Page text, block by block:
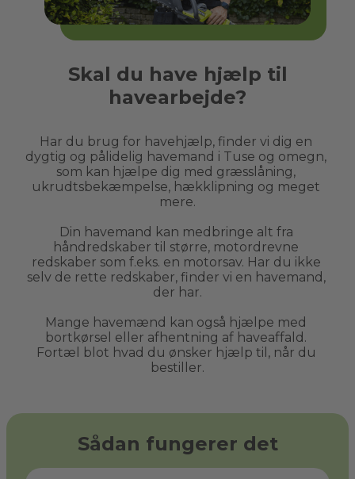
Skal du have hjælp til
havearbejde?
Har du brug for havehjælp, finder vi dig en
dygtig og pålidelig havemand i Tuse og omegn,
som kan hjælpe dig med græsslåning,
ukrudtsbekæmpelse, hækklipning og meget
mere.
Din havemand kan medbringe alt fra
håndredskaber til større, motordrevne
redskaber som f.eks. en motorsav. Har du ikke
selv de rette redskaber, finder vi en havemand,
der har.
Mange havemænd kan også hjælpe med
bortkørsel eller afhentning af haveaffald.
Fortæl blot hvad du ønsker hjælp til, når du
bestiller.
Sådan fungerer det